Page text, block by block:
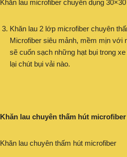
Khăn lau microfiber chuyên dụng
Khăn lau 2 lớp microfiber chuyên
Microfiber siêu mảnh, mềm mịn với
sẽ cuốn sạch những hạt bụi trong
lại chút bụi vải nào.
Khăn lau chuyên thấm hút microfiber
Khăn lau chuyên thấm hút microfiber